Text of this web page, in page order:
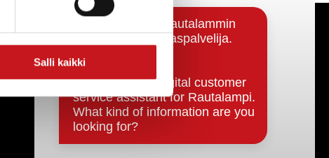
Salli kaikki
Päätökset, esityslistat & pöytäkirjat
Hallinto
Kunnanhallitus
Kunnanvaltuusto